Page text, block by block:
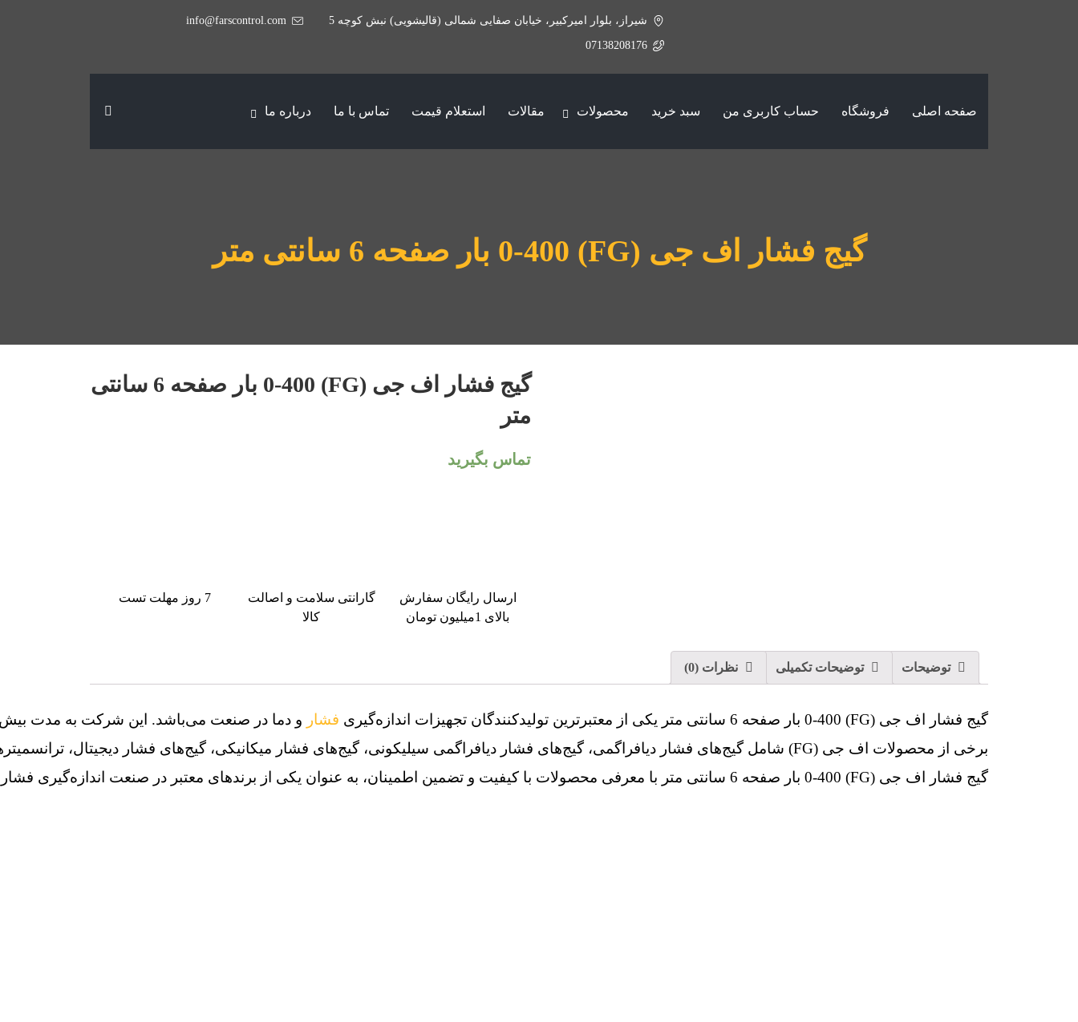
شیراز، بلوار امیرکبیر، خیابان صفایی شمالی (قالیشویی) نبش کوچه 5 info@farscontrol.com
07138208176
صفحه اصلی فروشگاه حساب کاربری من سبد خرید محصولات مقالات استعلام قیمت تماس با ما درباره ما
گیج فشار اف جی (FG) 0-400 بار صفحه 6 سانتی متر
گیج فشار اف جی (FG) 0-400 بار صفحه 6 سانتی
متر
تماس بگیرید
ارسال رایگان سفارش
بالای 1میلیون تومان
گارانتی سلامت و اصالت
کالا
7 روز مهلت تست
توضیحات توضیحات تکمیلی نظرات (0)
گیج فشار اف جی (FG) 0-400 بار صفحه 6 سانتی متر یکی از معتبرترین تولیدکنندگان تجهیزات اندازه‌گیری فشار و دما در صنعت می‌باشد. این شرکت به مدت بیش از ۱۵۰ سال تجربه در تولید انواع گیج‌ های فشار و تجهیزات مرتبط دارد و محصولات آن در صنایع مختلفی از جمله نفت و گاز، صنایع شیمیایی، خودروسازی، داروسازی، مختصات و صنایع فرآوری غذا مورد
برخی از محصولات اف جی (FG) شامل گیج‌های فشار دیافراگمی، گیج‌های فشار دیافراگمی سیلیکونی، گیج‌های فشار میکانیکی، گیج‌های فشار دیجیتال، ترانسمیترهای فشار و دما، و تجهیزات اندازه‌گیری فشار و دما با کیفیت بسیار بالا می‌باشند.
گیج فشار اف جی (FG) 0-400 بار صفحه 6 سانتی متر با معرفی محصولات با کیفیت و تضمین اطمینان، به عنوان یکی از برندهای معتبر در صنعت اندازه‌گیری فشار و دما شناخته می‌شود.